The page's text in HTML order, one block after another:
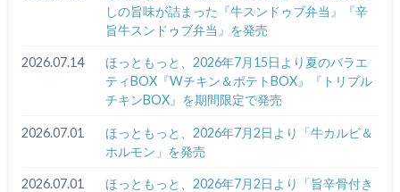
しの旨味が詰まった『牛スンドゥブ弁当』『辛
旨牛スンドゥブ弁当』を発売
2026.07.14
ほっともっと、2026年7月15日より夏のバラエ
ティBOX『Wチキン＆ポテトBOX』『トリプル
チキンBOX』を期間限定で発売
2026.07.01
ほっともっと、2026年7月2日より「牛カルビ＆
ホルモン」を発売
2026.07.01
ほっともっと、2026年7月2日より「旨辛骨付き